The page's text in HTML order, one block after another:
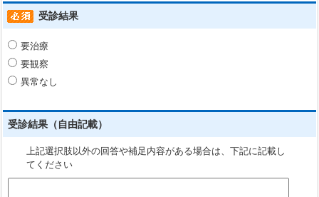
受診結果
要治療
要観察
異常なし
受診結果（自由記載）
上記選択肢以外の回答や補足内容がある場合は、下記に記載し
てください